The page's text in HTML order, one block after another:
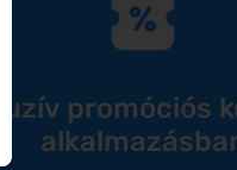
promóciós